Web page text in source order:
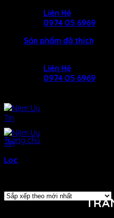
Liên Hệ
0974 05 6969
Sản phẩm đã thích
Liên Hệ
0974 05 6969
Trang chủ
Lọc